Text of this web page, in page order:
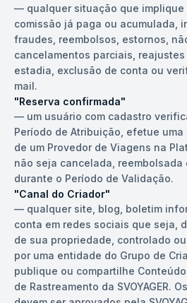
— qualquer situação que implique
comissão já paga ou acumulada,
fraudes, reembolsos, estornos,
cancelamentos parciais,
estadia, exclusão de conta ou
mail.
"Reserva confirmada"
— um usuário com cadastro
Período de Atribuição, efetue
de um Provedor de Viagens na
não seja cancelada,
durante o Período de Validação.
"Canal do Criador"
— qualquer site, blog, boletim
conta em redes sociais que seja,
de sua propriedade, controlado
por uma entidade do Grupo de
publique ou compartilhe
de Rastreamento da SVOYAGER.